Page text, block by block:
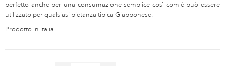
perfetto anche per una consumazione semplice così com'è può essere
utilizzato per qualsiasi pietanza tipica Giapponese.
Prodotto in Italia.